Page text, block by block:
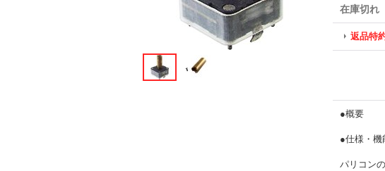
在庫切れ
返品特
●概要
●仕様・機
パリコン